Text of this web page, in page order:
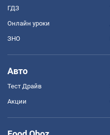
ГДЗ
Онлайн уроки
ЗНО
Авто
Тест Драйв
Акции